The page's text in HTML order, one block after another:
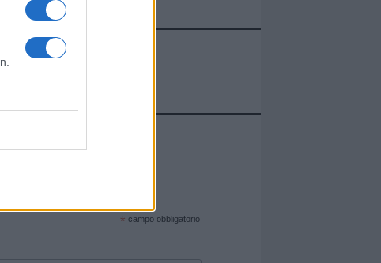
sul sito web!
* campo obbligatorio